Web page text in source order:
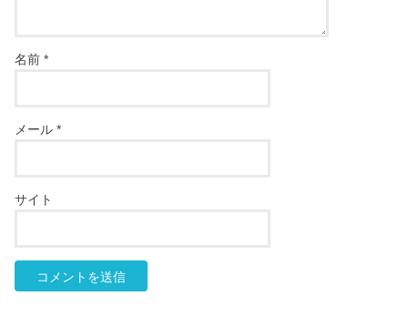
名前*
メール*
サイト